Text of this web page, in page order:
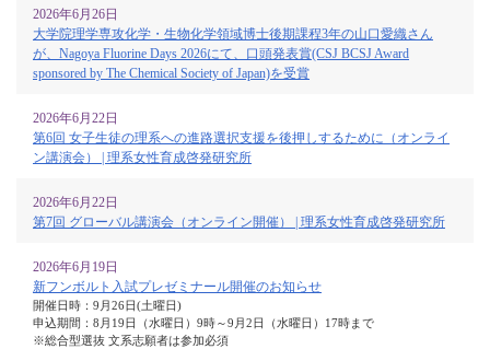
2026年6月26日
大学院理学専攻化学・生物化学領域博士後期課程3年の山口愛織さん
が、Nagoya Fluorine Days 2026にて、口頭発表賞(CSJ BCSJ Award
sponsored by The Chemical Society of Japan)を受賞
2026年6月22日
第6回 女子生徒の理系への進路選択支援を後押しするために（オンライ
ン講演会） | 理系女性育成啓発研究所
2026年6月22日
第7回 グローバル講演会（オンライン開催） | 理系女性育成啓発研究所
2026年6月19日
新フンボルト入試プレゼミナール開催のお知らせ
開催日時：9月26日(土曜日)
申込期間：8月19日（水曜日）9時～9月2日（水曜日）17時まで
※総合型選抜 文系志願者は参加必須